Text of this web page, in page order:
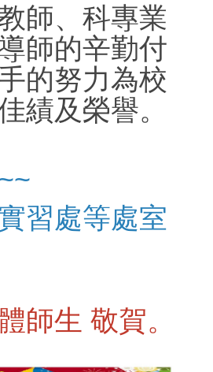
師、科專業
師的辛勤付
的努力為校
績及榮譽。
習處等處室
師生 敬賀。